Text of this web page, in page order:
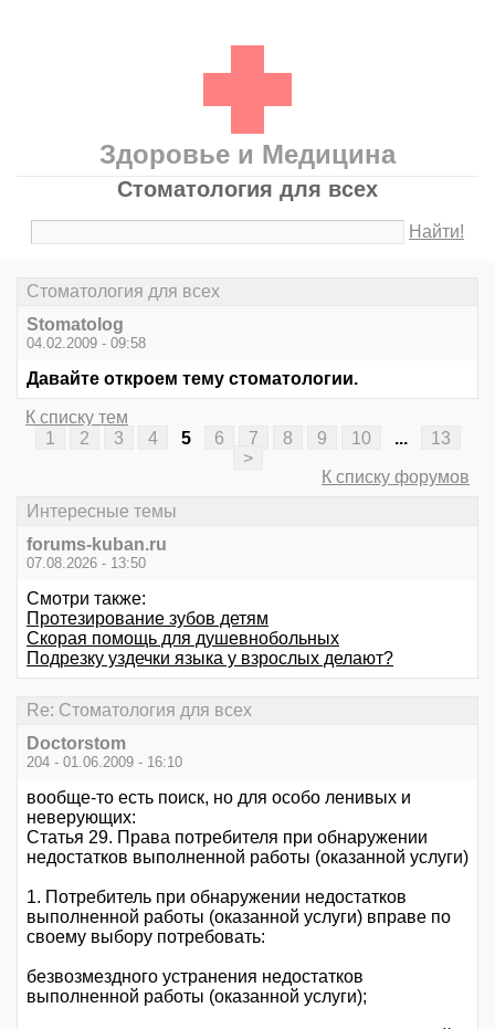
Здоровье и Медицина
Стоматология для всех
Найти!
Стоматология для всех
Stomatolog
04.02.2009 - 09:58
Давайте откроем тему стоматологии.
К списку тем
1
2 3 4 5 6 7 8 9 10
13
>
К списку форумов
Интересные темы
forums-kuban.ru
07.08.2026 - 13:50
Смотри также:
Протезирование зубов детям
Скорая помощь для душевнобольных
Подрезку уздечки языка у взрослых делают?
Re: Стоматология для всех
Doctorstom
204 - 01.06.2009 - 16:10
вообще-то есть поиск, но для особо ленивых и
неверующих:
Статья 29. Права потребителя при обнаружении
недостатков выполненной работы (оказанной услуги)
1. Потребитель при обнаружении недостатков
выполненной работы (оказанной услуги) вправе по
своему выбору потребовать:
безвозмездного устранения недостатков
выполненной работы (оказанной услуги);